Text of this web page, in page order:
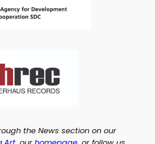
the News section on our